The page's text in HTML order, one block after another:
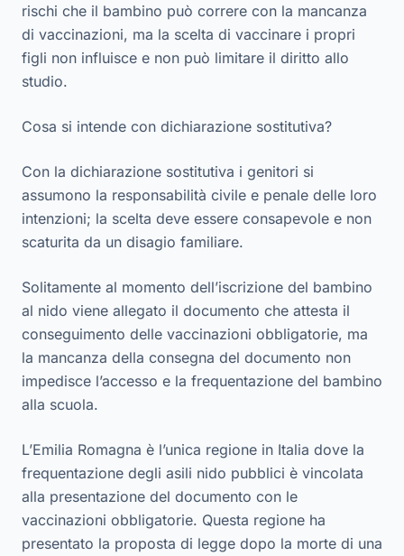
rischi che il bambino può correre con la mancanza
di vaccinazioni, ma la scelta di vaccinare i propri
figli non influisce e non può limitare il diritto allo
studio.
Cosa si intende con dichiarazione sostitutiva?
Con la dichiarazione sostitutiva i genitori si
assumono la responsabilità civile e penale delle loro
intenzioni; la scelta deve essere consapevole e non
scaturita da un disagio familiare.
Solitamente al momento dell’iscrizione del bambino
al nido viene allegato il documento che attesta il
conseguimento delle vaccinazioni obbligatorie, ma
la mancanza della consegna del documento non
impedisce l’accesso e la frequentazione del bambino
alla scuola.
L’Emilia Romagna è l’unica regione in Italia dove la
frequentazione degli asili nido pubblici è vincolata
alla presentazione del documento con le
vaccinazioni obbligatorie. Questa regione ha
presentato la proposta di legge dopo la morte di una